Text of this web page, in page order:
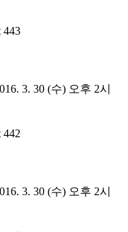
443
3. 30 (수) 오후 2시
442
3. 30 (수) 오후 2시